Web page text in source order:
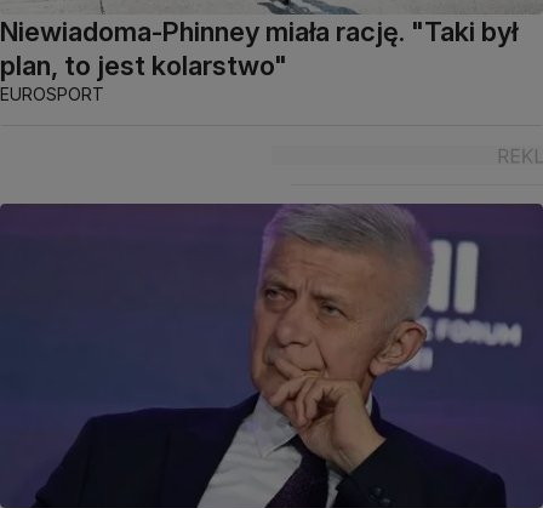
Niewiadoma-Phinney miała rację. "Taki był
plan, to jest kolarstwo"
EUROSPORT